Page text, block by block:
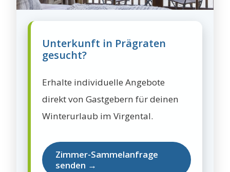
Unterkunft in Prägraten
gesucht?
Erhalte individuelle Angebote
direkt von Gastgebern für deinen
Winterurlaub im Virgental.
Zimmer-Sammelanfrage
senden →